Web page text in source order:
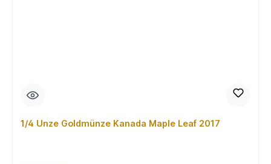
1/4 Unze Goldmünze Kanada Maple Leaf 2017